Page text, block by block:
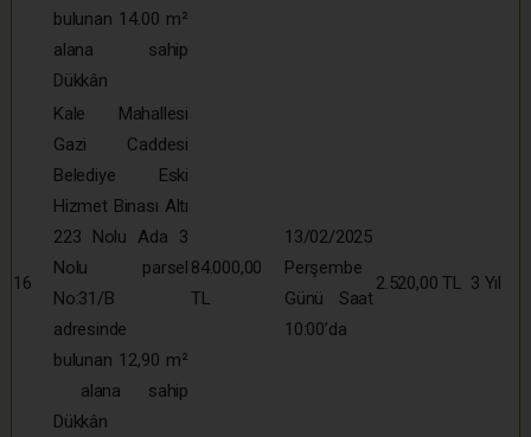
bulunan 14.00 m²
alana sahip
Dükkân
16
Kale Mahallesi
Gazi Caddesi
Belediye Eski
Hizmet Binası Altı
223 Nolu Ada 3
Nolu parsel
No:31/B
adresinde
bulunan 12,90 m²
alana sahip
Dükkân
84.000,00
TL
13/02/2025
Perşembe
Günü Saat
10:00’da
2.520,00 TL 3 Yıl